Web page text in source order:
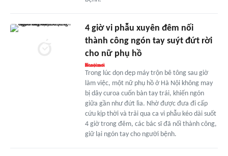
4 giờ vi phẫu xuyên đêm nối
thành công ngón tay suýt đứt rời
cho nữ phụ hồ
Trong lúc dọn dẹp máy trộn bê tông sau giờ
làm việc, một nữ phụ hồ ở Hà Nội không may
bị dây curoa cuốn bàn tay trái, khiến ngón
giữa gần như đứt lìa. Nhờ được đưa đi cấp
cứu kịp thời và trải qua ca vi phẫu kéo dài suốt
4 giờ trong đêm, các bác sĩ đã nối thành công,
giữ lại ngón tay cho người bệnh.